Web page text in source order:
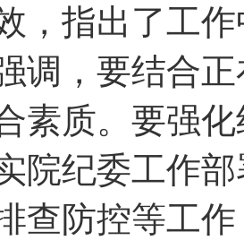
，指出了工
调，要结合
素质。要强
院纪委工作
查防控等工